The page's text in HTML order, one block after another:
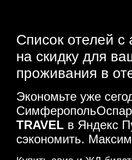
Список отелей
на скидку для
проживания в
Экономьте уже
TRAVEL в Яндекс
сэкономить.